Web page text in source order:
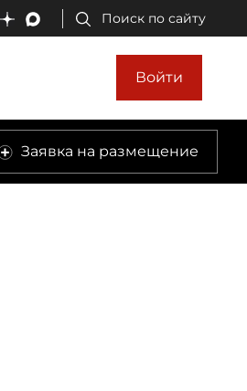
Поиск по сайту
Войти
Заявка на размещение